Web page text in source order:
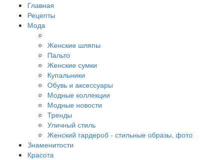
Главная
Рецепты
Мода
Женские шляпы
Пальто
Женские сумки
Купальники
Обувь и аксессуары
Модные коллекции
Модные новости
Тренды
Уличный стиль
Женский гардероб - стильные образы, фото
Знаменитости
Красота